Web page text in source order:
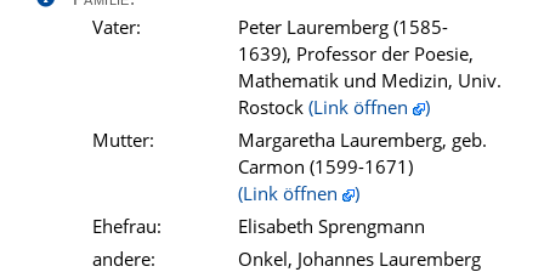
Vater:
Peter Lauremberg (1585-
1639), Professor der Poesie,
Mathematik und Medizin, Univ.
Rostock (Link öffnen
)
Mutter:
Margaretha Lauremberg, geb.
Carmon (1599-1671)
(Link öffnen
)
Ehefrau:
Elisabeth Sprengmann
andere:
Onkel, Johannes Lauremberg